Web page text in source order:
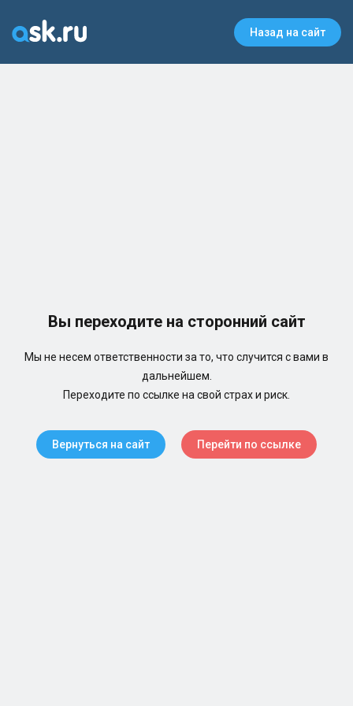
Назад на сайт
Вы переходите на сторонний сайт
Мы не несем ответственности за то, что случится с вами в
дальнейшем.
Переходите по ссылке на свой страх и риск.
Вернуться на сайт Перейти по ссылке